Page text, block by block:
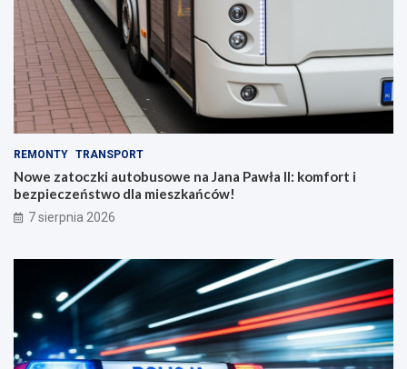
REMONTY TRANSPORT
Nowe zatoczki autobusowe na Jana Pawła II: komfort i
bezpieczeństwo dla mieszkańców!
7 sierpnia 2026